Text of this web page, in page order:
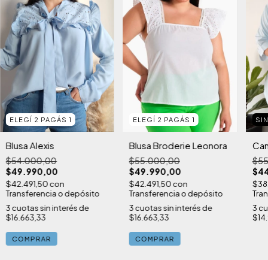
ELEGÍ 2 PAGÁS 1
Blusa Alexis
$54.000,00
$49.990,00
$42.491,50con
Transferencia o depósito
3cuotas sin interés de
$16.663,33
COMPRAR
ELEGÍ 2 PAGÁS 1
Blusa Broderie Leonora
$55.000,00
$49.990,00
$42.491,50con
Transferencia o depósito
3cuotas sin interés de
$16.663,33
COMPRAR
3